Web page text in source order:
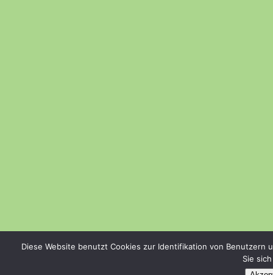
Diese Website benutzt Cookies zur Identifikation von
Sie